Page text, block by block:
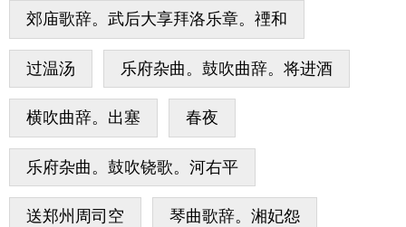
郊庙歌辞。武后大享拜洛乐章。禋和
过温汤 乐府杂曲。鼓吹曲辞。将进酒
横吹曲辞。出塞 春夜
乐府杂曲。鼓吹铙歌。河右平
送郑州周司空 琴曲歌辞。湘妃怨